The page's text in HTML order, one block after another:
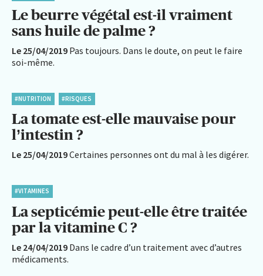
Le beurre végétal est-il vraiment
sans huile de palme ?
Le 25/04/2019 Pas toujours. Dans le doute, on peut le faire
soi-même.
#NUTRITION #RISQUES
La tomate est-elle mauvaise pour
l’intestin ?
Le 25/04/2019Certaines personnes ont du mal à les digérer.
#VITAMINES
La septicémie peut-elle être traitée
par la vitamine C ?
Le 24/04/2019 Dans le cadre d’un traitement avec d’autres
médicaments.